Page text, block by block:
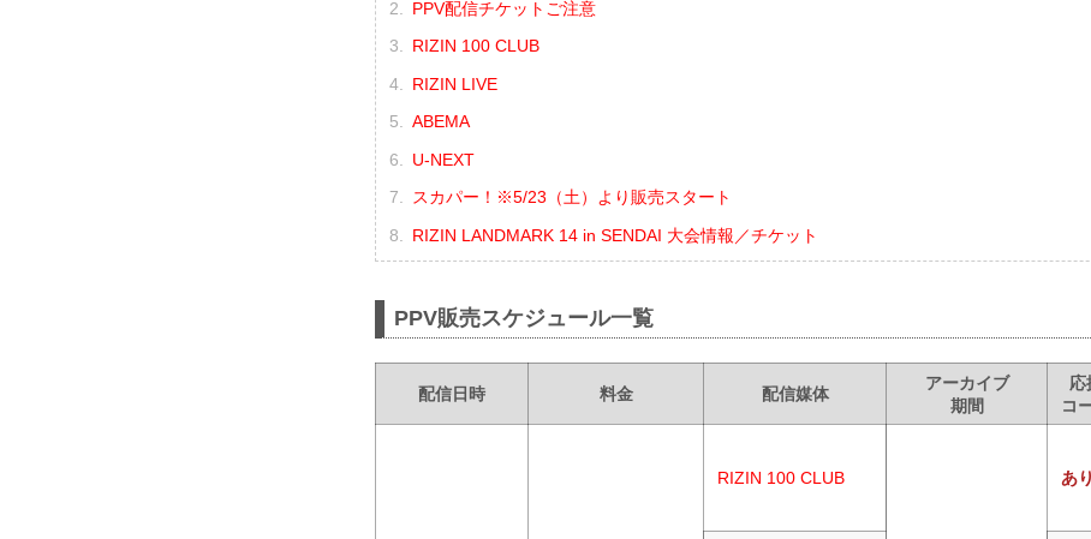
PPV配信チケットご注意
RIZIN 100 CLUB
RIZIN LIVE
ABEMA
U-NEXT
スカパー！※5/23（土）より販売スタート
RIZIN LANDMARK 14 in SENDAI 大会情報／チケット
PPV販売スケジュール一覧
配信日時 料金 配信媒体
アーカイブ
期間
応
コ
RIZIN 100 CLUB あり